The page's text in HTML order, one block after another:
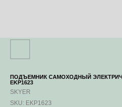
ПОДЪЕМНИК САМОХОДНЫЙ
EKP1623
SKYER
SKU: EKP1623